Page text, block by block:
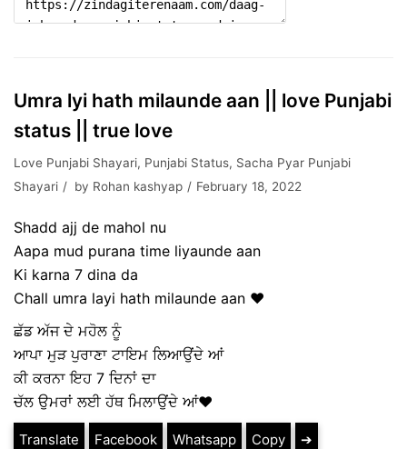
Umra lyi hath milaunde aan || love Punjabi
status || true love
Love Punjabi Shayari, Punjabi Status, Sacha Pyar Punjabi
Shayari
by Rohan kashyap February 18, 2022
Shadd ajj de mahol nu
Aapa mud purana time liyaunde aan
Ki karna 7 dina da
Chall umra layi hath milaunde aan ❤
ਛੱਡ ਅੱਜ ਦੇ ਮਹੋਲ ਨੂੰ
ਆਪਾ ਮੁੜ ਪੁਰਾਣਾ ਟਾਇਮ ਲਿਆਉਂਦੇ ਆਂ
ਕੀ ਕਰਨਾ ਇਹ 7 ਦਿਨਾਂ ਦਾ
ਚੱਲ ਉਮਰਾਂ ਲਈ ਹੱਥ ਮਿਲਾਉਂਦੇ ਆਂ❤
Translate Facebook Whatsapp Copy ➔